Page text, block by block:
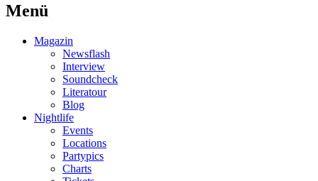
Menü
Magazin
Newsflash
Interview
Soundcheck
Literatour
Blog
Nightlife
Events
Locations
Partypics
Charts